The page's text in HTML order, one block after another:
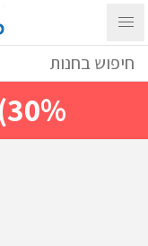
עם
מחירים
30%)- נסה ותהנה!